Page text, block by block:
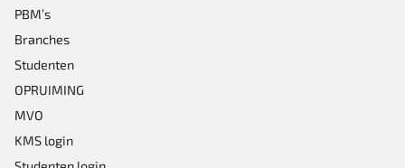
productpagina
PBM’s
Branches
Studenten
OPRUIMING
MVO
KMS login